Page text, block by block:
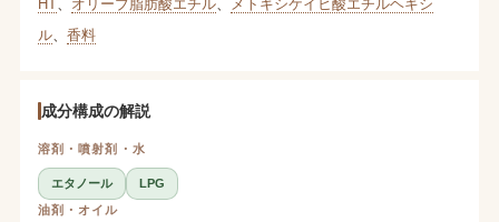
HT、 オリーブ脂肪酸エチル、
メトキシケイヒ酸エチルヘキシ
ル、 香料
成分構成の解説
溶剤・噴射剤・水
エタノール
LPG
油剤・オイル